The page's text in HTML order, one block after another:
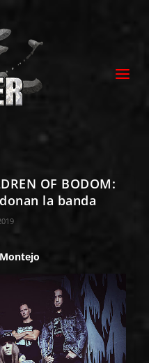
OF BODOM:
la banda